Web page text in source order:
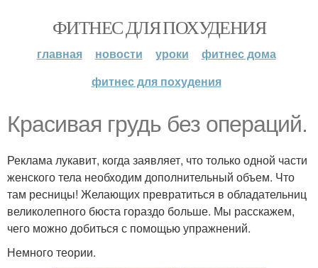
ФИТНЕС ДЛЯ ПОХУДЕНИЯ
главная новости уроки
фитнес дома
фитнес для похудения
Красивaя грудь без опeраций.
Реклама лукавит, когда заявляет, что только одной части
женского тела необходим дополнительный объем. Что
там ресницы! Желающих превратиться в обладательниц
великолепного бюста гораздо больше. Мы расскажем,
чего можно добиться с помощью упражнений.
Немного теории.